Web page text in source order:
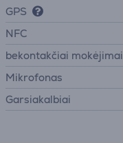
GPS
NFC
bekontakčiai mokėjimai
Mikrofonas
Garsiakalbiai